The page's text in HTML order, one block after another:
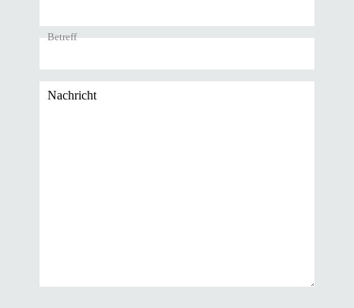
Betreff
Nachricht